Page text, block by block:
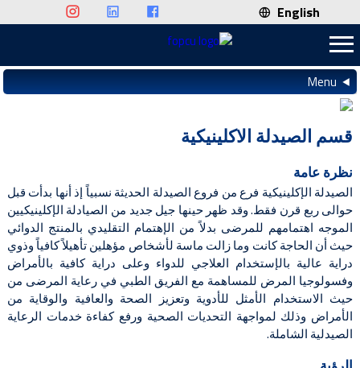
English
Menu
قسم الصيدلة الاكلينيكية
نظرة عامة
الصيدلة الإكلينيكية فرع من فروع الصيدلة الحديثة نسبياً إذ أنها بدأت قبل
حوالى ربع قرن فقط. وقد ظهر حينها جيل جديد من الصيادلة الإكلينيكيين
الموجه اهتمامهم للمرضى بدلاً من الإهتمام التقليدي بالمنتج الدوائي
حيث أن الحاجة كانت وما زالت ماسة لأشخاص مؤهلين تأهيلاً كافياً وذوي
دراية عالية بالإستخدام العلاجي للدواء وعلى دراية كافية بالأمراض
وفسولوجيا المرض للمساهمة مع الفريق الطبي في رعاية المرضى من
حيث الاستخدام الأمثل للأدوية وتعزيز الصحة والعافية والوقاية من
الأمراض وذلك لمواجهة التحديات الصحية ورفع كفاءة خدمات الرعاية
الصيدلية الشاملة.